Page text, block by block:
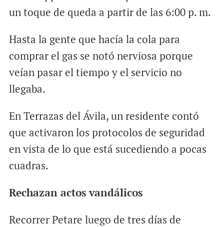
un toque de queda a partir de las 6:00 p. m.
Hasta la gente que hacía la cola para
comprar el gas se notó nerviosa porque
veían pasar el tiempo y el servicio no
llegaba.
En Terrazas del Ávila, un residente contó
que activaron los protocolos de seguridad
en vista de lo que está sucediendo a pocas
cuadras.
Rechazan actos vandálicos
Recorrer Petare luego de tres días de